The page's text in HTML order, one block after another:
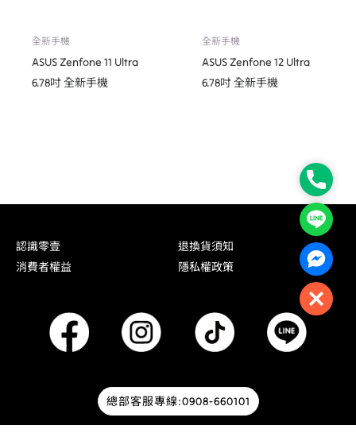
全新手機
ASUS Zenfone 11 Ultra
6.78吋 全新手機
全新手機
ASUS Zenfone 12 Ultra
6.78吋 全新手機
認識零壹
退換貨須知
消費者權益
隱私權政策
總部客服專線:0908-660101
Phone
Line
Close